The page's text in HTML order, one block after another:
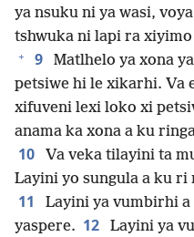
ya nsuku ni ya wasi,
tshwuka ni lapi ra
+ 9
Matlhelo ya xona
petsiwe hi le xikarhi. Va
xifuveni lexi loko xi
anama ka xona a ku
10
Va veka tilayini ta
Layini yo sungula a ku
11
Layini ya vumbirhi
yaspere. 12
Layini ya